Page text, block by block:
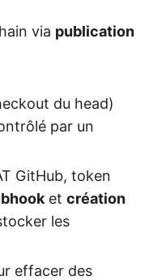
via publication
du head)
par un
GitHub, token
et création
les
effacer des